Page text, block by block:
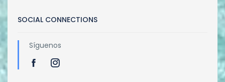
SOCIAL CONNECTIONS
Síguenos